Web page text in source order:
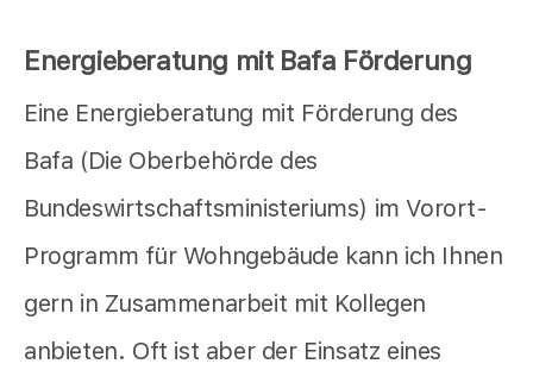
Energieberatung mit Bafa Förderung
Eine Energieberatung mit Förderung des
Bafa (Die Oberbehörde des
Bundeswirtschaftsministeriums) im Vorort-
Programm für Wohngebäude kann ich Ihnen
gern in Zusammenarbeit mit Kollegen
anbieten. Oft ist aber der Einsatz eines